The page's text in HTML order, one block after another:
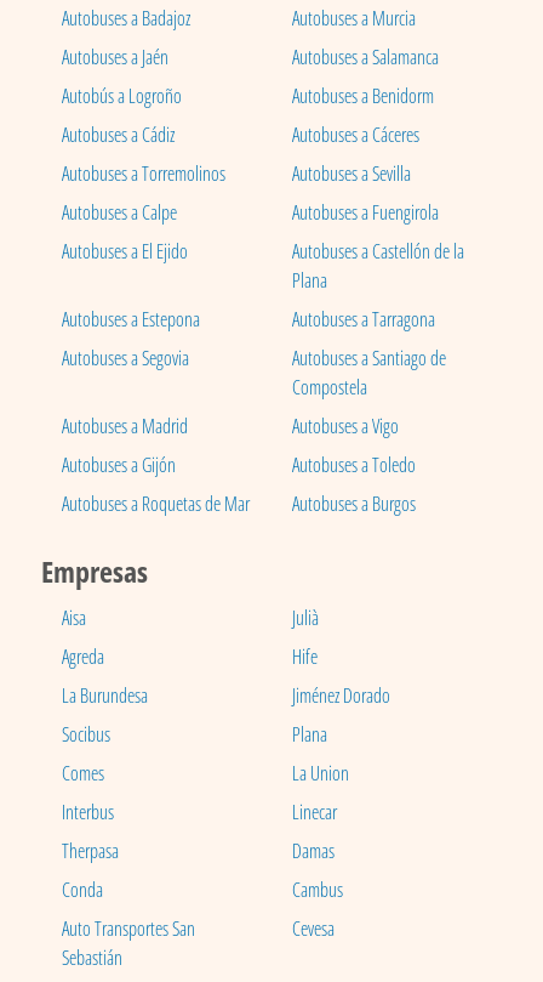
Autobuses a Badajoz
Autobuses a Murcia
Autobuses a Jaén
Autobuses a Salamanca
Autobús a Logroño
Autobuses a Benidorm
Autobuses a Cádiz
Autobuses a Cáceres
Autobuses a Torremolinos
Autobuses a Sevilla
Autobuses a Calpe
Autobuses a Fuengirola
Autobuses a El Ejido
Autobuses a Castellón de la
Plana
Autobuses a Estepona
Autobuses a Tarragona
Autobuses a Segovia
Autobuses a Santiago de
Compostela
Autobuses a Madrid
Autobuses a Vigo
Autobuses a Gijón
Autobuses a Toledo
Autobuses a Roquetas de Mar
Autobuses a Burgos
Empresas
Aisa
Julià
Agreda
Hife
La Burundesa
Jiménez Dorado
Socibus
Plana
Comes
La Union
Interbus
Linecar
Therpasa
Damas
Conda
Cambus
Auto Transportes San
Sebastián
Cevesa